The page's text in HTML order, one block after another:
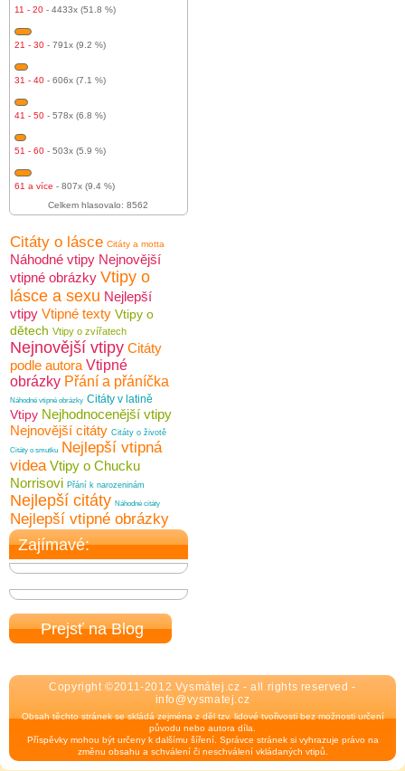
11 - 20 - 4433x (51.8 %)
21 - 30 - 791x (9.2 %)
31 - 40 - 606x (7.1 %)
41 - 50 - 578x (6.8 %)
51 - 60 - 503x (5.9 %)
61 a více - 807x (9.4 %)
Celkem hlasovalo: 8562
Citáty o lásce Citáty a motta
Náhodné vtipy Nejnovější
vtipné obrázky Vtipy o
lásce a sexu Nejlepší
vtipy Vtipné texty Vtipy o
dětech Vtipy o zvířatech
Nejnovější vtipy Citáty
podle autora Vtipné
obrázky Přání a přáníčka
Náhodné vtipné obrázky Citáty v latině
Vtipy Nejhodnocenější vtipy
Nejnovější citáty Citáty o životě
Citáty o smutku Nejlepší vtipná
videa Vtipy o Chucku
Norrisovi Přání k narozeninám
Nejlepší citáty Náhodné citáty
Nejlepší vtipné obrázky
Zajímavé:
Prejsť na Blog
Copyright ©2011-2012 Vysmátej.cz - all rights reserved -
info@vysmatej.cz
Obsah těchto stránek se skládá zejména z děl tzv. lidové tvořivosti bez možnosti určení
původu nebo autora díla.
Příspěvky mohou být určeny k dalšímu šíření. Správce stránek si vyhrazuje právo na
změnu obsahu a schválení či neschválení vkládaných vtipů.